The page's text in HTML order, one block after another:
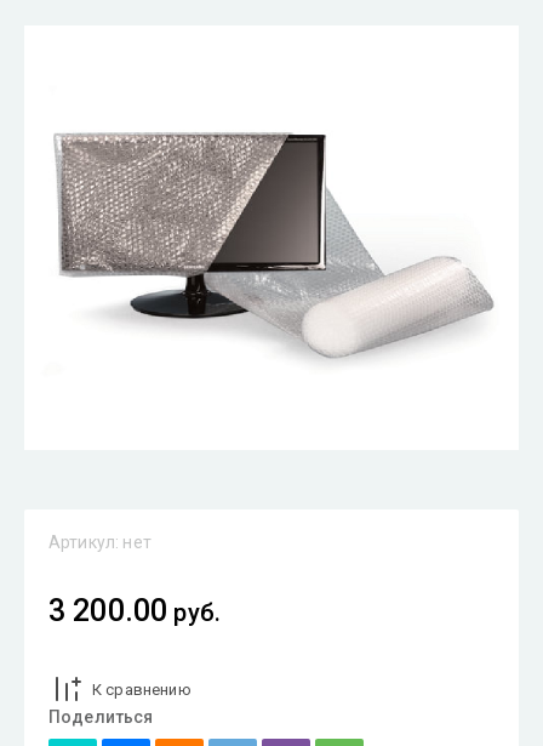
Артикул: нет
3 200.00 руб.
К сравнению
Поделиться